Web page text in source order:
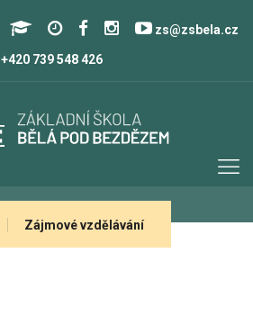
zs@zsbela.cz
+420 739 548 426
Zájmové vzdělávání